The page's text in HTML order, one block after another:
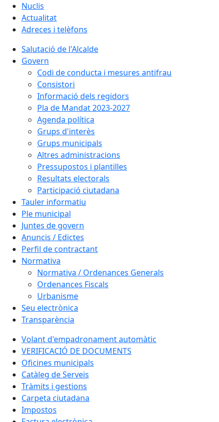
Nuclis
Actualitat
Adreces i telèfons
Salutació de l'Alcalde
Govern
Codi de conducta i mesures antifrau
Consistori
Informació dels regidors
Pla de Mandat 2023-2027
Agenda política
Grups d'interès
Grups municipals
Altres administracions
Pressupostos i plantilles
Resultats electorals
Participació ciutadana
Tauler informatiu
Ple municipal
Juntes de govern
Anuncis / Edictes
Perfil de contractant
Normativa
Normativa / Ordenances Generals
Ordenances Fiscals
Urbanisme
Seu electrònica
Transparència
Volant d'empadronament automàtic
VERIFICACIÓ DE DOCUMENTS
Oficines municipals
Catàleg de Serveis
Tràmits i gestions
Carpeta ciutadana
Impostos